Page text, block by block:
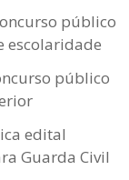
público
escolaridade
público
edital
Guarda Civil